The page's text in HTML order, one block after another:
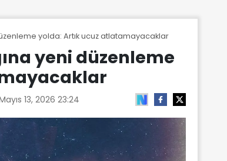
yolda: Artık ucuz atlatamayacaklar
yeni düzenleme
13, 2026 23:24